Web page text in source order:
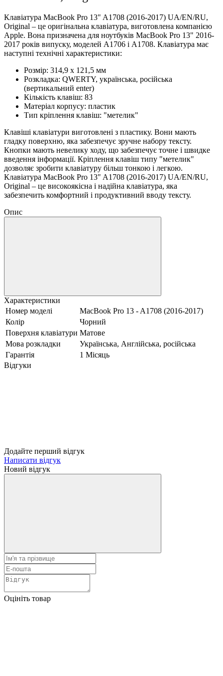
Клавіатура MacBook Pro 13" A1708 (2016-2017) UA/EN/RU,
Original – це оригінальна клавіатура, виготовлена компанією
Apple. Вона призначена для ноутбуків MacBook Pro 13" 2016-
2017 років випуску, моделей A1706 і A1708. Клавіатура має
наступні технічні характеристики:
Розмір: 314,9 x 121,5 мм
Розкладка: QWERTY, українська, російська
(вертикальний enter)
Кількість клавіш: 83
Матеріал корпусу: пластик
Тип кріплення клавіш: "метелик"
Клавіші клавіатури виготовлені з пластику. Вони мають
гладку поверхню, яка забезпечує зручне набору тексту.
Кнопки мають невелику ходу, що забезпечує точне і швидке
введення інформації. Кріплення клавіш типу "метелик"
дозволяє зробити клавіатуру більш тонкою і легкою.
Клавіатура MacBook Pro 13" A1708 (2016-2017) UA/EN/RU,
Original – це високоякісна і надійна клавіатура, яка
забезпечить комфортний і продуктивний вводу тексту.
Опис
Характеристики
Номер моделі
MacBook Pro 13 - A1708 (2016-2017)
Колір
Чорний
Поверхня клавіатури Матове
Мова розкладки
Українська, Англійська, російська
Гарантія
1 Місяць
Відгуки
Додайте перший відгук
Написати відгук
Новий відгук
Оцініть товар